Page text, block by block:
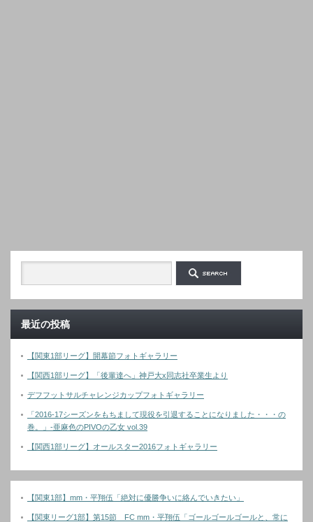
最近の投稿
【関東1部リーグ】開幕節フォトギャラリー
【関西1部リーグ】「後輩達へ」神戸大x同志社卒業生より
デフフットサルチャレンジカップフォトギャラリー
「2016-17シーズンをもちまして現役を引退することになりました・・・の
巻。」-亜麻色のPIVOの乙女 vol.39
【関西1部リーグ】オールスター2016フォトギャラリー
【関東1部】mm・平翔伍「絶対に優勝争いに絡んでいきたい」
【関東リーグ1部】第15節 FC mm・平翔伍「ゴールゴールゴールと、常に